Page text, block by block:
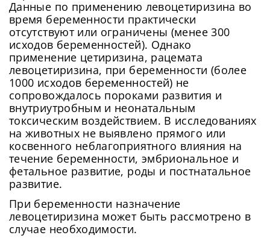
Данные по применению левоцетиризина во
время беременности практически
отсутствуют или ограничены (менее 300
исходов беременностей). Однако
применение цетиризина, рацемата
левоцетиризина, при беременности (более
1000 исходов беременностей) не
сопровождалось пороками развития и
внутриутробным и неонатальным
токсическим воздействием. В исследованиях
на животных не выявлено прямого или
косвенного неблагоприятного влияния на
течение беременности, эмбриональное и
фетальное развитие, роды и постнатальное
развитие.
При беременности назначение
левоцетиризина может быть рассмотрено в
случае необходимости.